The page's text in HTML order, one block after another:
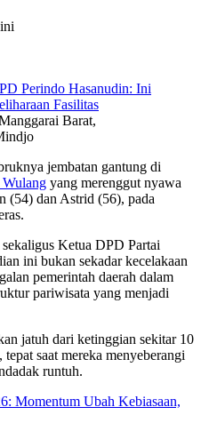
Barat,
jembatan gantung di
yang merenggut nyawa
(54) dan Astrid (56), pada
Ketua DPD Partai
ini bukan sekadar kecelakaan
pemerintah daerah dalam
pariwisata yang menjadi
jatuh dari ketinggian sekitar 10
saat mereka menyeberangi
runtuh.
Momentum Ubah Kebiasaan,